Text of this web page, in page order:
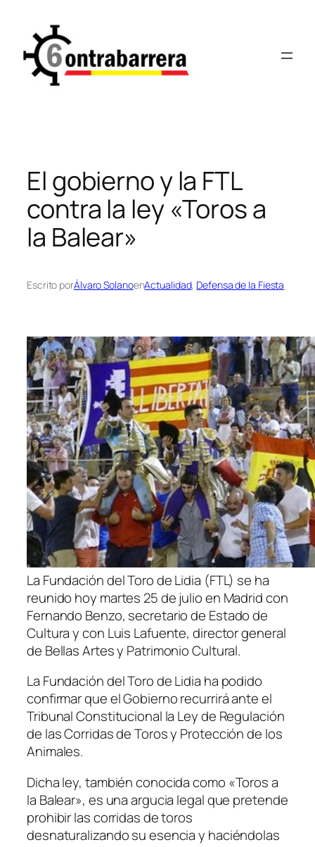
contenido
El gobierno y la FTL
contra la ley «Toros a
la Balear»
Escrito porÁlvaro SolanoenActualidad, Defensa de la Fiesta
La Fundación del Toro de Lidia (FTL) se ha
reunido hoy martes 25 de julio en Madrid con
Fernando Benzo, secretario de Estado de
Cultura y con Luis Lafuente, director general
de Bellas Artes y Patrimonio Cultural.
La Fundación del Toro de Lidia ha podido
confirmar que el Gobierno recurrirá ante el
Tribunal Constitucional la Ley de Regulación
de las Corridas de Toros y Protección de los
Animales.
Dicha ley, también conocida como «Toros a
la Balear», es una argucia legal que pretende
prohibir las corridas de toros
desnaturalizando su esencia y haciéndolas